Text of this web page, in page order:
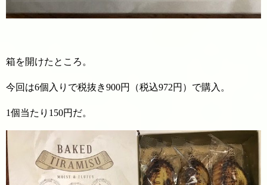
箱を開けたところ。
今回は6個入りで税抜き900円（税込972円）で購入。
1個当たり150円だ。